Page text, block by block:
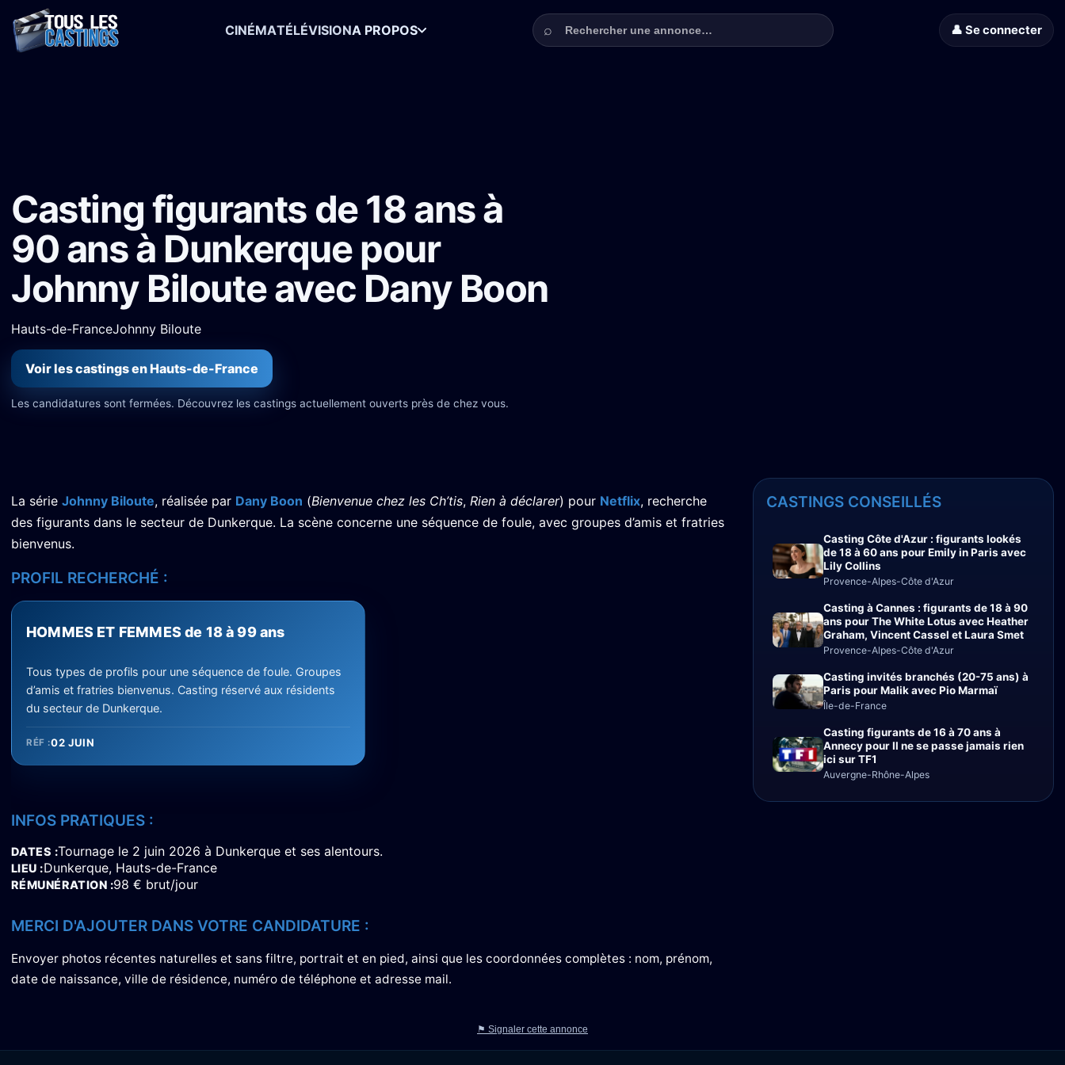
CINÉMATÉLÉVISIONA PROPOS Rechercher une annonce
⌕ 👤 Se connecter
Casting figurants de 18 ans à
90 ans à Dunkerque pour
Johnny Biloute avec Dany Boon
Hauts-de-FranceJohnny Biloute
Voir les castings en Hauts-de-France
Les candidatures sont fermées. Découvrez les castings actuellement ouverts près de chez vous.
La série Johnny Biloute, réalisée par Dany Boon (Bienvenue chez les Ch’tis, Rien à déclarer) pour Netflix, recherche
des figurants dans le secteur de Dunkerque. La scène concerne une séquence de foule, avec groupes d’amis et fratries
bienvenus.
PROFIL RECHERCHÉ :
HOMMES ET FEMMES de 18 à 99 ans
Tous types de profils pour une séquence de foule. Groupes
d’amis et fratries bienvenus. Casting réservé aux résidents
du secteur de Dunkerque.
RÉF :02 JUIN
INFOS PRATIQUES :
DATES Tournage le 2 juin 2026 à Dunkerque et ses alentours.
LIEU Dunkerque, Hauts-de-France
RÉMUNÉRATION 98 € brut/jour
MERCI D'AJOUTER DANS VOTRE CANDIDATURE :
Envoyer photos récentes naturelles et sans filtre, portrait et en pied, ainsi que les coordonnées complètes : nom, prénom,
date de naissance, ville de résidence, numéro de téléphone et adresse mail.
CASTINGS CONSEILLÉS
Casting Côte d'Azur : figurants lookés
de 18 à 60 ans pour Emily in Paris avec
Lily Collins
Provence-Alpes-Côte d'Azur
Casting à Cannes : figurants de 18 à 90
ans pour The White Lotus avec Heather
Graham, Vincent Cassel et Laura Smet
Provence-Alpes-Côte d'Azur
Casting invités branchés (20-75 ans) à
Paris pour Malik avec Pio Marmaï
Île-de-France
Casting figurants de 16 à 70 ans à
Annecy pour Il ne se passe jamais rien
ici sur TF1
Auvergne-Rhône-Alpes
⚑ Signaler cette annonce